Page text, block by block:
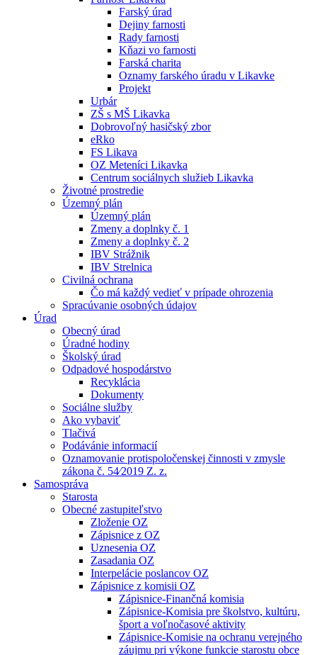
Farský úrad
Dejiny farnosti
Rady farnosti
Kňazi vo farnosti
Farská charita
Oznamy farského úradu v Likavke
Projekt
Urbár
ZŠ s MŠ Likavka
Dobrovoľný hasičský zbor
eRko
FS Likava
OZ Meteníci Likavka
Centrum sociálnych služieb Likavka
Životné prostredie
Územný plán
Územný plán
Zmeny a doplnky č. 1
Zmeny a doplnky č. 2
IBV Strážnik
IBV Strelnica
Civilná ochrana
Čo má každý vedieť v prípade ohrozenia
Spracúvanie osobných údajov
Úrad
Obecný úrad
Úradné hodiny
Školský úrad
Odpadové hospodárstvo
Recyklácia
Dokumenty
Sociálne služby
Ako vybaviť
Tlačivá
Podávánie informacií
Oznamovanie protispoločenskej činnosti v zmysle
zákona č. 54⁄2019 Z. z.
Samospráva
Starosta
Obecné zastupiteľstvo
Zloženie OZ
Zápisnice z OZ
Uznesenia OZ
Zasadania OZ
Interpelácie poslancov OZ
Zápisnice z komisii OZ
Zápisnice-Finančná komisia
Zápisnice-Komisia pre školstvo, kultúru,
šport a voľnočasové aktivity
Zápisnice-Komisie na ochranu verejného
záujmu pri výkone funkcie starostu obce